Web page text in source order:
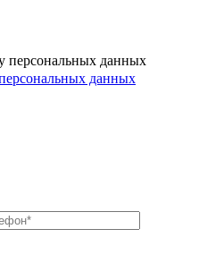
персональных данных
данных